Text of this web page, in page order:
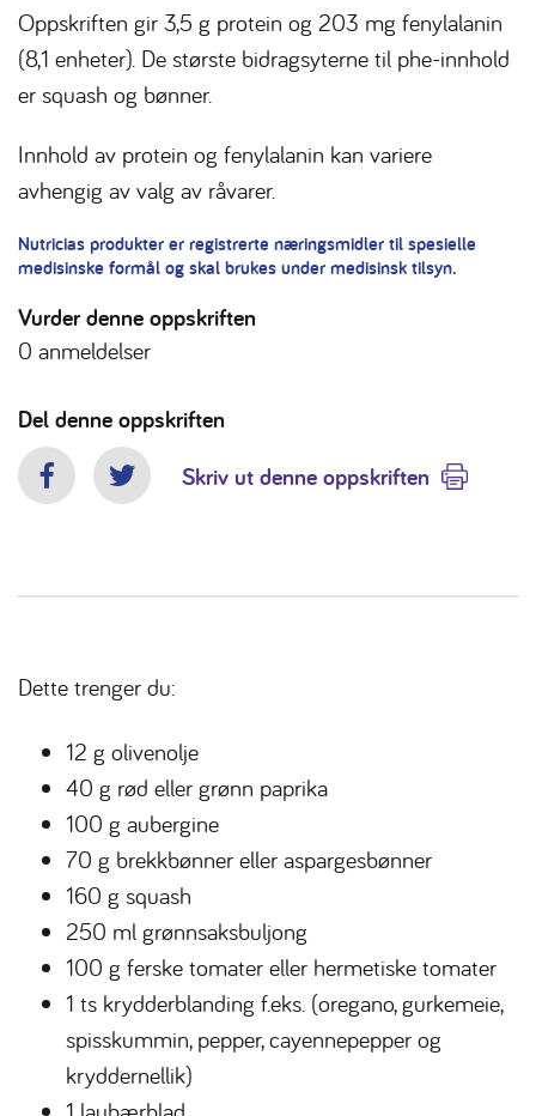
Oppskriften gir 3,5 g protein og 203 mg fenylalanin
(8,1 enheter). De største bidragsyterne til phe-innhold
er squash og bønner.
Innhold av protein og fenylalanin kan variere
avhengig av valg av råvarer.
Nutricias produkter er registrerte næringsmidler til spesielle
medisinske formål og skal brukes under medisinsk tilsyn.
Vurder denne oppskriften
0 anmeldelser
Del denne oppskriften
FacebookTwitterSkriv ut denne oppskriften
Dette trenger du:
12 g olivenolje
40 g rød eller grønn paprika
100 g aubergine
70 g brekkbønner eller aspargesbønner
160 g squash
250 ml grønnsaksbuljong
100 g ferske tomater eller hermetiske tomater
1 ts krydderblanding f.eks. (oregano, gurkemeie,
spisskummin, pepper, cayennepepper og
kryddernellik)